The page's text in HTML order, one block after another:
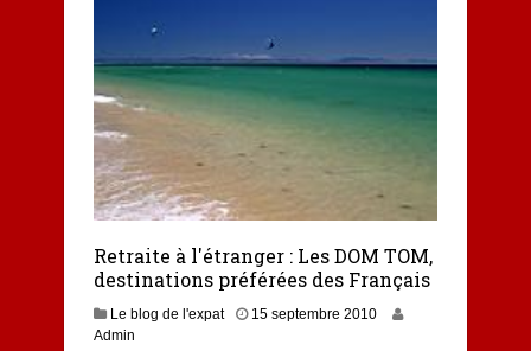
Retraite à l'étranger : Les DOM TOM,
destinations préférées des Français
Le blog de l'expat
15 septembre 2010
Admin